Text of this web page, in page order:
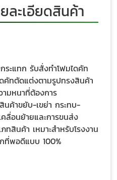
ะเอียดสินค้า
ะแทก รับสั่งทำโฟมไดคัท
คัทตัดแต่งตามรูปทรงสินค้า
ามหนาที่ต้องการ
ค้าขยับ-เขย่า กระทบ-
คลื่อนย้ายและการขนส่ง
ทสินค้า เหมาะสำหรับโรงงาน
ที่พอดีแบบ 100%